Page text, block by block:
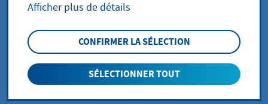
Vielseitiges Programm, Fahrgeschäfte und Umzug
am Sonntag
n
s
Afficher plus de détails
CONFIRMER LA SÉLECTION
SÉLECTIONNER TOUT